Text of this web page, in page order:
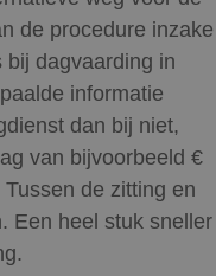
de procedure inzake
dagvaarding in
informatie
dan bij niet,
van bijvoorbeeld €
de zitting en
Een heel stuk sneller